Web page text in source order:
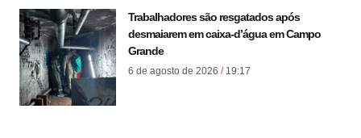
Trabalhadores são resgatados após
desmaiarem em caixa-d’água em Campo
Grande
6 de agosto de 2026 19:17